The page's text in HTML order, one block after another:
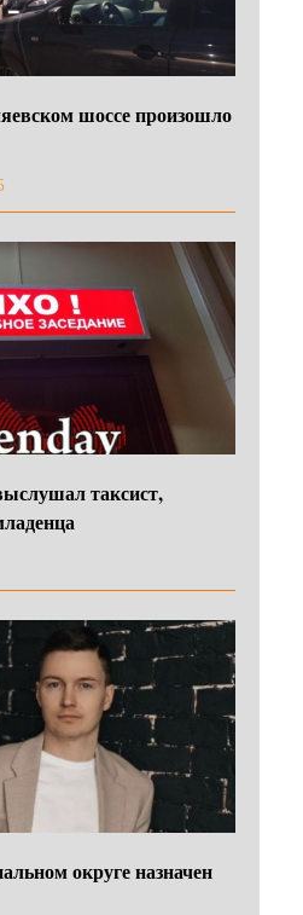
шоссе произошло
таксист,
округе назначен